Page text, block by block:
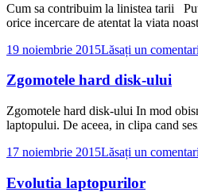
Cum sa contribuim la linistea tarii
orice incercare de atentat la viata
19 noiembrie 2015Lăsați un
Zgomotele hard disk-ului
Zgomotele hard disk-ului In mod
laptopului. De aceea, in clipa cand
17 noiembrie 2015Lăsați un
Evolutia laptopurilor